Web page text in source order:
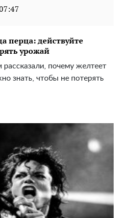
перца: действуйте
урожай
почему желтеет
знать, чтобы не потерять